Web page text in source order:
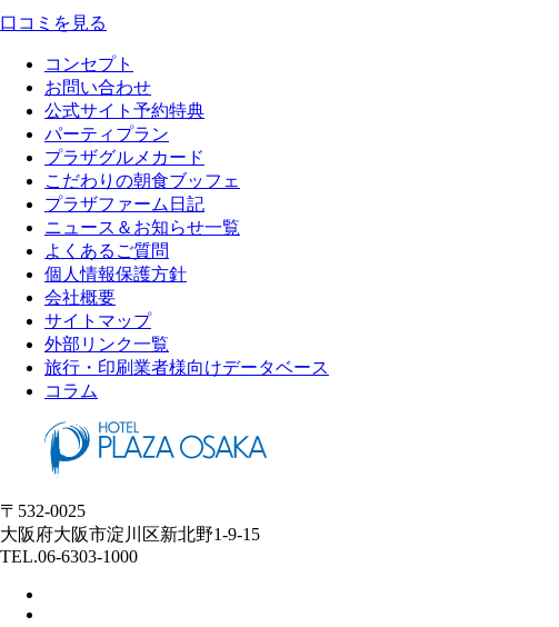
口コミを見る
コンセプト
お問い合わせ
公式サイト予約特典
パーティプラン
プラザグルメカード
こだわりの朝食ブッフェ
プラザファーム日記
ニュース＆お知らせ一覧
よくあるご質問
個人情報保護方針
会社概要
サイトマップ
外部リンク一覧
旅行・印刷業者様向けデータベース
コラム
〒532-0025
大阪府大阪市淀川区新北野1-9-15
TEL.06-6303-1000